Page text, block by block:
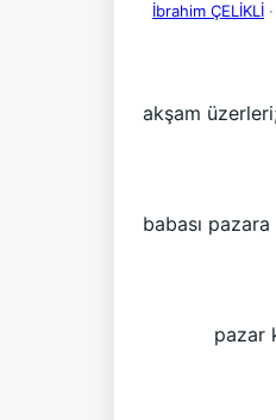
İbrahim ÇELİKLİ
akşam
babası
pazar